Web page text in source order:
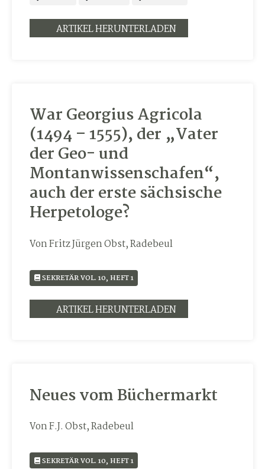
ARTIKEL HERUNTERLADEN
War Georgius Agricola
(1494 – 1555), der „Vater
der Geo- und
Montanwissenschafen“,
auch der erste sächsische
Herpetologe?
Von Fritz Jürgen Obst, Radebeul
SEKRETÄR VOL. 10, HEFT 1
ARTIKEL HERUNTERLADEN
Neues vom Büchermarkt
Von F.J. Obst, Radebeul
SEKRETÄR VOL. 10, HEFT 1